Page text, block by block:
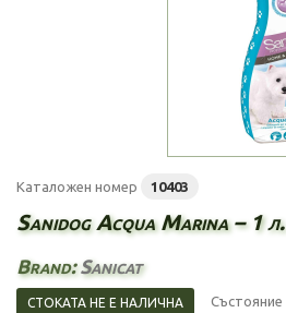
Каталожен номер 10403
Sanidog Acqua Marina – 1 л.
Brand:Sanicat
СТОКАТА НЕ Е НАЛИЧНА Състояние